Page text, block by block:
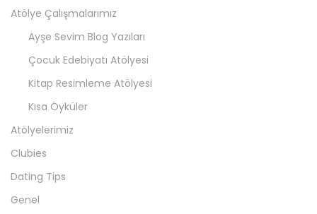
Atölye Çalışmalarımız
Ayşe Sevim Blog Yazıları
Çocuk Edebiyatı Atölyesi
Kitap Resimleme Atölyesi
Kısa Öyküler
Atölyelerimiz
Clubies
Dating Tips
Genel